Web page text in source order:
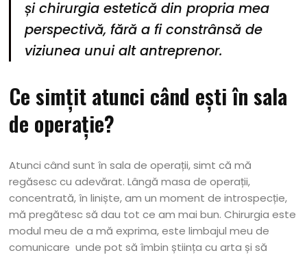
și chirurgia estetică din propria mea
perspectivă, fără a fi constrânsă de
viziunea unui alt antreprenor.
Ce simțit atunci când ești în sala
de operație?
Atunci când sunt în sala de operații, simt că mă
regăsesc cu adevărat. Lângă masa de operații,
concentrată, în liniște, am un moment de introspecție,
mă pregătesc să dau tot ce am mai bun. Chirurgia este
modul meu de a mă exprima, este limbajul meu de
comunicare unde pot să îmbin știința cu arta și să